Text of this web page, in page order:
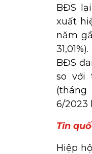
BĐS
xuất
năm
BĐS
so với
6/2023
Tin
Hiệp